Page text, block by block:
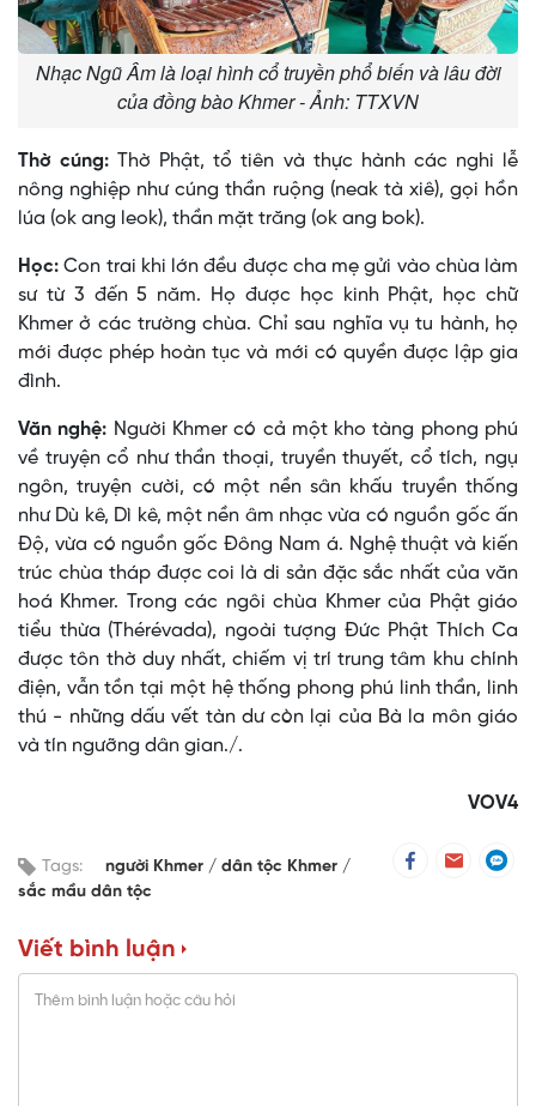
Nhạc Ngũ Âm là loại hình cổ truyền phổ biến và lâu đời
của đồng bào Khmer - Ảnh: TTXVN
Thờ cúng:Thờ Phật, tổ tiên và thực hành các nghi lễ
nông nghiệp như cúng thần ruộng (neak tà xiê), gọi hồn
lúa (ok ang leok), thần mặt trăng (ok ang bok).
Học: Con trai khi lớn đều được cha mẹ gửi vào chùa làm
sư từ 3 đến 5 năm. Họ được học kinh Phật, học chữ
Khmer ở các trường chùa. Chỉ sau nghĩa vụ tu hành, họ
mới được phép hoàn tục và mới có quyền được lập gia
đình.
Văn nghệ: Người Khmer có cả một kho tàng phong phú
về truyện cổ như thần thoại, truyền thuyết, cổ tích, ngụ
ngôn, truyện cười, có một nền sân khấu truyền thống
như Dù kê, Dì kê, một nền âm nhạc vừa có nguồn gốc ấn
Ðộ, vừa có nguồn gốc Ðông Nam á. Nghệ thuật và kiến
trúc chùa tháp được coi là di sản đặc sắc nhất của văn
hoá Khmer. Trong các ngôi chùa Khmer của Phật giáo
tiểu thừa (Thérévada), ngoài tượng Ðức Phật Thích Ca
được tôn thờ duy nhất, chiếm vị trí trung tâm khu chính
điện, vẫn tồn tại một hệ thống phong phú linh thần, linh
thú - những dấu vết tàn dư còn lại của Bà la môn giáo
và tín ngưỡng dân gian./.
VOV4
Tags: người Khmer
dân tộc Khmer
sắc mầu dân tộc
Viết bình luận